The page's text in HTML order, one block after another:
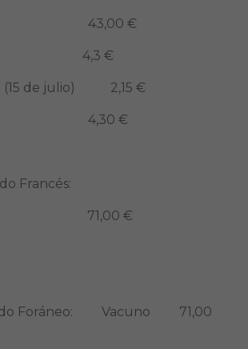
43,00 €
4,3 €
(15 de julio) 2,15 €
4,30 €
Francés:
71,00 €
Foráneo: Vacuno 71,00